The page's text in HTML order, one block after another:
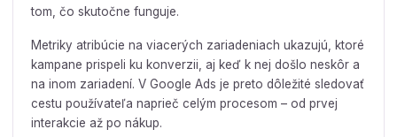
tom, čo skutočne funguje.
Metriky atribúcie na viacerých zariadeniach ukazujú, ktoré
kampane prispeli ku konverzii, aj keď k nej došlo neskôr a
na inom zariadení. V Google Ads je preto dôležité sledovať
cestu používateľa naprieč celým procesom – od prvej
interakcie až po nákup.